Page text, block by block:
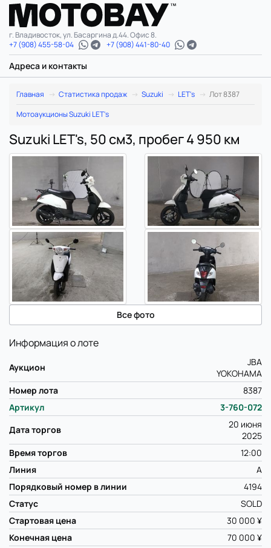
г. Владивосток, ул. Басаргина д.44. Офис 8.
+7 (908) 455-58-04
+7 (908) 441-80-40
Адреса и контакты
Главная Статистика продаж Suzuki LET's
Лот 8387
Мотоаукционы Suzuki LET's
Suzuki LET's, 50 см3, пробег 4 950 км
Все фото
Информация о лоте
Аукцион
JBA
YOKOHAMA
Номер лота
8387
Артикул
3-760-072
Дата торгов
20 июня
2025
Время торгов
12:00
Линия
A
Порядковый номер в линии
4194
Статус
SOLD
Стартовая цена
30 000 ¥
Конечная цена
70 000 ¥